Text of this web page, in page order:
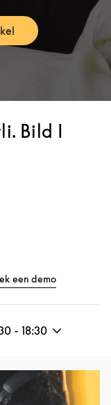
in New Tab
Bild I
een demo
- 18:30